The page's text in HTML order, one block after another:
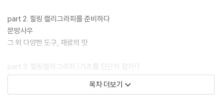
part 2. 힐링 캘리그라피를 준비하다
문방사우
그 외 다양한 도구, 재료의 맛
part 3. 힐링캘리그라피 [기초를 단단히 잡자!]
붓 잡는 방법
목차 더보기